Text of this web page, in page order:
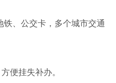
、公交卡，多个城市交通
便挂失补办。